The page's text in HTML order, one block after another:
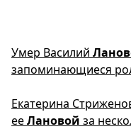
Умер Василий
запоминающиеся
Екатерина
ееЛановой за